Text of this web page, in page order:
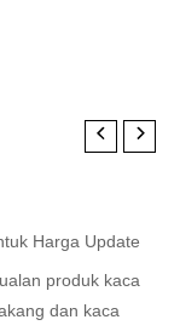
Harga Update
produk kaca
dan kaca